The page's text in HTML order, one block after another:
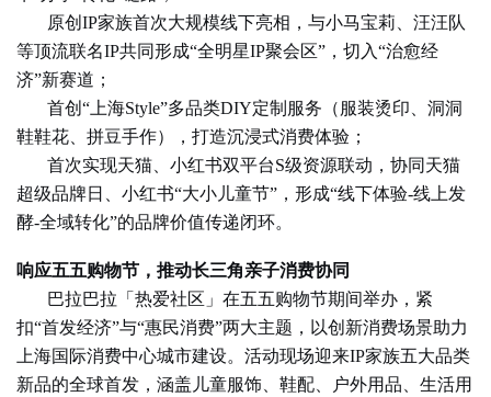
原创IP家族首次大规模线下亮相，与小马宝莉、汪汪队
等顶流联名IP共同形成“全明星IP聚会区”，切入“治愈经
济”新赛道；
首创“上海Style”多品类DIY定制服务（服装烫印、洞洞
鞋鞋花、拼豆手作），打造沉浸式消费体验；
首次实现天猫、小红书双平台S级资源联动，协同天猫
超级品牌日、小红书“大小儿童节”，形成“线下体验-线上发
酵-全域转化”的品牌价值传递闭环。
响应五五购物节，推动长三角亲子消费协同
巴拉巴拉「热爱社区」在五五购物节期间举办，紧
扣“首发经济”与“惠民消费”两大主题，以创新消费场景助力
上海国际消费中心城市建设。活动现场迎来IP家族五大品类
新品的全球首发，涵盖儿童服饰、鞋配、户外用品、生活用